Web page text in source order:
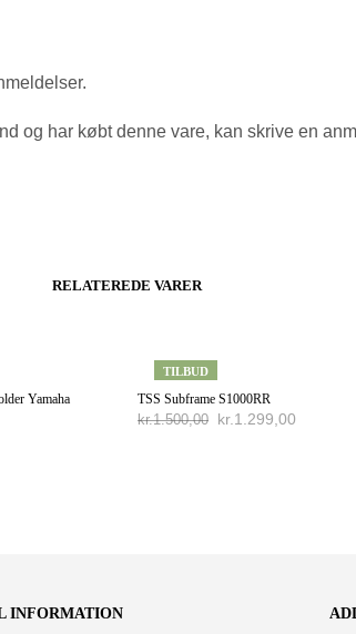
og har købt denne vare, kan skrive en
RELATEREDE VARER
Yamaha
TILBUD
TSS Subframe S1000RR
kr.1.500,00 kr.1.299,00
INFORMATION